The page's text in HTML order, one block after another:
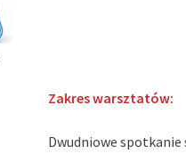
Zakres warsztatów:
Dwudniowe spotkanie